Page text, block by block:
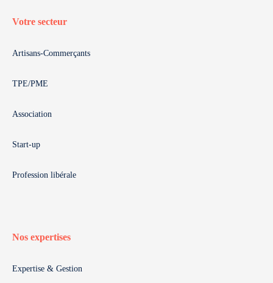
Votre secteur
Artisans-Commerçants
TPE/PME
Association
Start-up
Profession libérale
Nos expertises
Expertise & Gestion